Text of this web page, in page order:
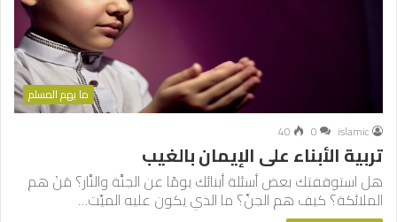
ما يهم المسلم
islamic
0
40
تربية الأبناء على الإيمان بالغيب
هل استوقفتك بعض أسئلة أبنائك يومًا عن الجنَّة والنَّار؟ مَنْ هم
الملائكة؟ كيف هم الجنِّ؟ ما الذي يكون عليه الميِّت…